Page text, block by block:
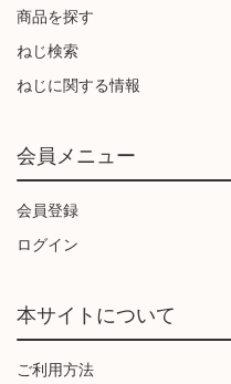
商品を探す
ねじ検索
ねじに関する情報
会員メニュー
会員登録
ログイン
本サイトについて
ご利用方法